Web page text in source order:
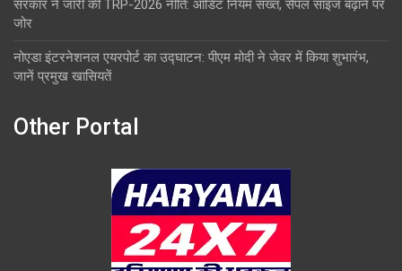
सरकार ने जारी की TRP-2026 नीति: ऑडिट नियम सख्त, सैंपल साइज बढ़ाने पर
जोर
नोएडा इंटरनेशनल एयरपोर्ट का उद्घाटन: पीएम मोदी ने जेवर में किया शुभारंभ,
जानें प्रमुख खासियतें
Other Portal